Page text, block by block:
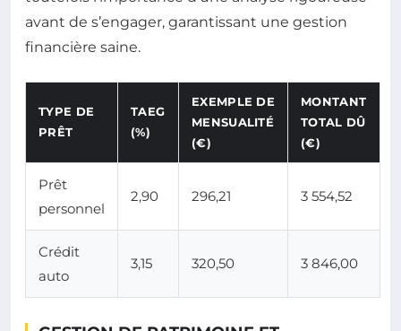
avant de s’engager, garantissant une gestion
financière saine.
TYPE DE
PRÊT
TAEG
(%)
EXEMPLE DE
MENSUALITÉ
(€)
MONTANT
TOTAL DÛ
(€)
Prêt
personnel
2,90 296,21 3 554,52
Crédit
auto
3,15 320,50 3 846,00